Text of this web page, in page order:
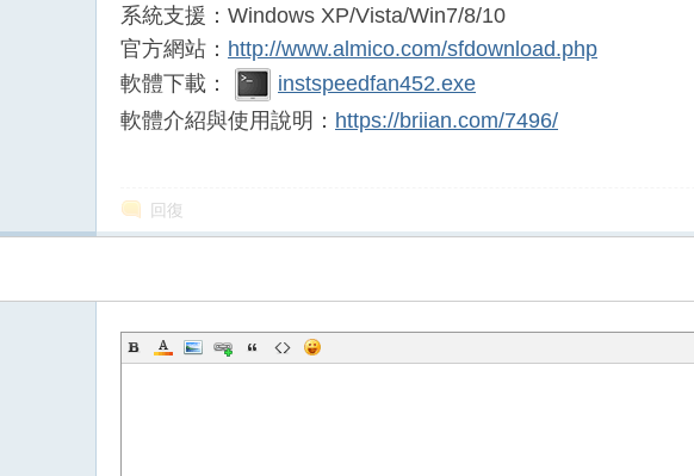
系統支援：Windows XP/Vista/Win7/8/10
官方網站： http://www.almico.com/sfdownload.php
軟體下載：
instspeedfan452.exe
軟體介紹與使用說明： https://briian.com/7496/
回復